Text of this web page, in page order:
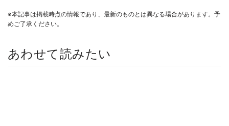
※本記事は掲載時点の情報であり、最新のものとは異なる場合があります。予
めご了承ください。
あわせて読みたい